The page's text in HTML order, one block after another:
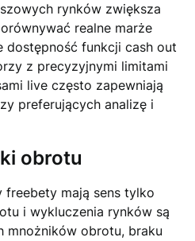
rynków zwiększa
realne marże
dostępność funkcji cash out
z precyzyjnymi limitami
live często zapewniają
preferujących analizę i
obrotu
mają sens tylko
i wykluczenia rynków są
mnożników obrotu, braku